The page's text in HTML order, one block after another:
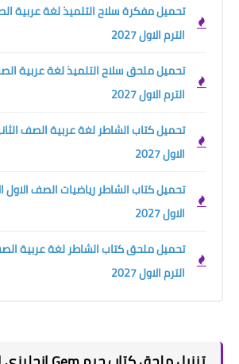
تحميل مفكرة سلاح التلميذ لغة عربية
الترم الاول 2027
تحميل ملحق سلاح التلميذ لغة عربية
الترم الاول 2027
تحميل كتاب الشاطر لغة عربية الصف
الاول 2027
تحميل كتاب الشاطر رياضيات الصف الاول
الاول 2027
تحميل ملحق كتاب الشاطر لغة عربية الصف
الترم الاول 2027